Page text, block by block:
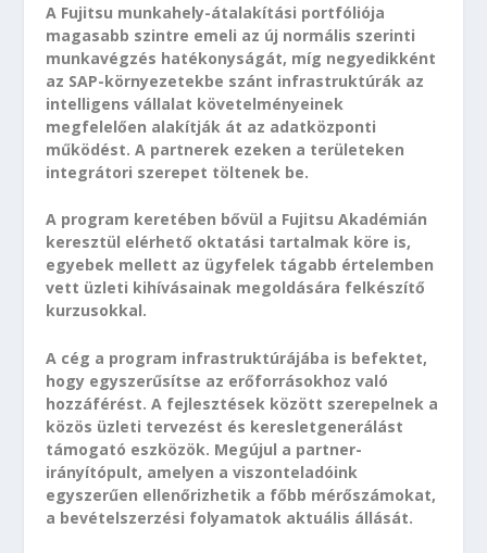
A Fujitsu munkahely-átalakítási portfóliója
magasabb szintre emeli az új normális szerinti
munkavégzés hatékonyságát, míg negyedikként
az SAP-környezetekbe szánt infrastruktúrák az
intelligens vállalat követelményeinek
megfelelően alakítják át az adatközponti
működést. A partnerek ezeken a területeken
integrátori szerepet töltenek be.
A program keretében bővül a Fujitsu Akadémián
keresztül elérhető oktatási tartalmak köre is,
egyebek mellett az ügyfelek tágabb értelemben
vett üzleti kihívásainak megoldására felkészítő
kurzusokkal.
A cég a program infrastruktúrájába is befektet,
hogy egyszerűsítse az erőforrásokhoz való
hozzáférést. A fejlesztések között szerepelnek a
közös üzleti tervezést és keresletgenerálást
támogató eszközök. Megújul a partner-
irányítópult, amelyen a viszonteladóink
egyszerűen ellenőrizhetik a főbb mérőszámokat,
a bevételszerzési folyamatok aktuális állását.